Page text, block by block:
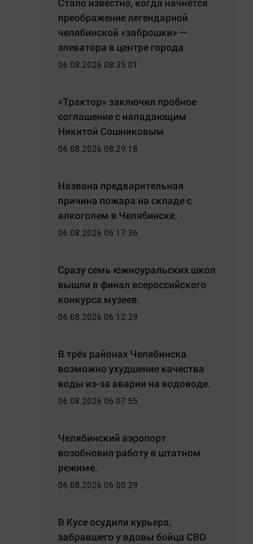
преображение легендарной
челябинской «заброшки» —
элеватора в центре города
06.08.2026 08:35:01
«Трактор» заключил пробное
соглашение с нападающим
Никитой Сошниковым
06.08.2026 08:29:18
Названа предварительная
причина пожара на складе с
алкоголем в Челябинске.
06.08.2026 06:17:36
Сразу семь южноуральских школ
вышли в финал всероссийского
конкурса музеев.
06.08.2026 06:12:29
В трёх районах Челябинска
возможно ухудшение качества
воды из-за аварии на водоводе.
06.08.2026 06:07:55
Челябинский аэропорт
возобновил работу в штатном
режиме.
06.08.2026 06:00:29
В Кусе осудили курьера,
забравшего у вдовы бойца СВО